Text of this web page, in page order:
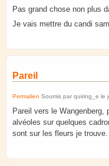
Pas grand chose non plus
Je vais mettre du candi
Pareil
Permalien Soumis par quiring_e le
Pareil vers le Wangenberg,
alvéoles sur quelques
sont sur les fleurs je